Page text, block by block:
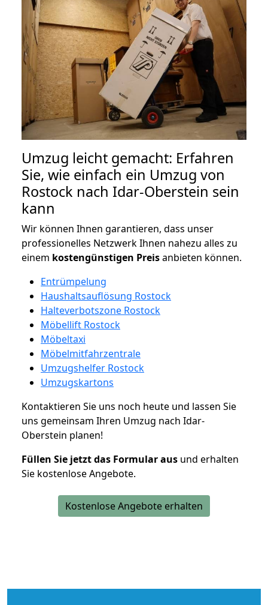
Umzug leicht gemacht: Erfahren
Sie, wie einfach ein Umzug von
Rostock nach Idar-Oberstein sein
kann
Wir können Ihnen garantieren, dass unser
professionelles Netzwerk Ihnen nahezu alles zu
einem kostengünstigen Preisanbieten können.
Entrümpelung
Haushaltsauflösung Rostock
Halteverbotszone Rostock
Möbellift Rostock
Möbeltaxi
Möbelmitfahrzentrale
Umzugshelfer Rostock
Umzugskartons
Kontaktieren Sie uns noch heute und lassen Sie
uns gemeinsam Ihren Umzug nach Idar-
Oberstein planen!
Füllen Sie jetzt das Formular aus und erhalten
Sie kostenlose Angebote.
Kostenlose Angebote erhalten